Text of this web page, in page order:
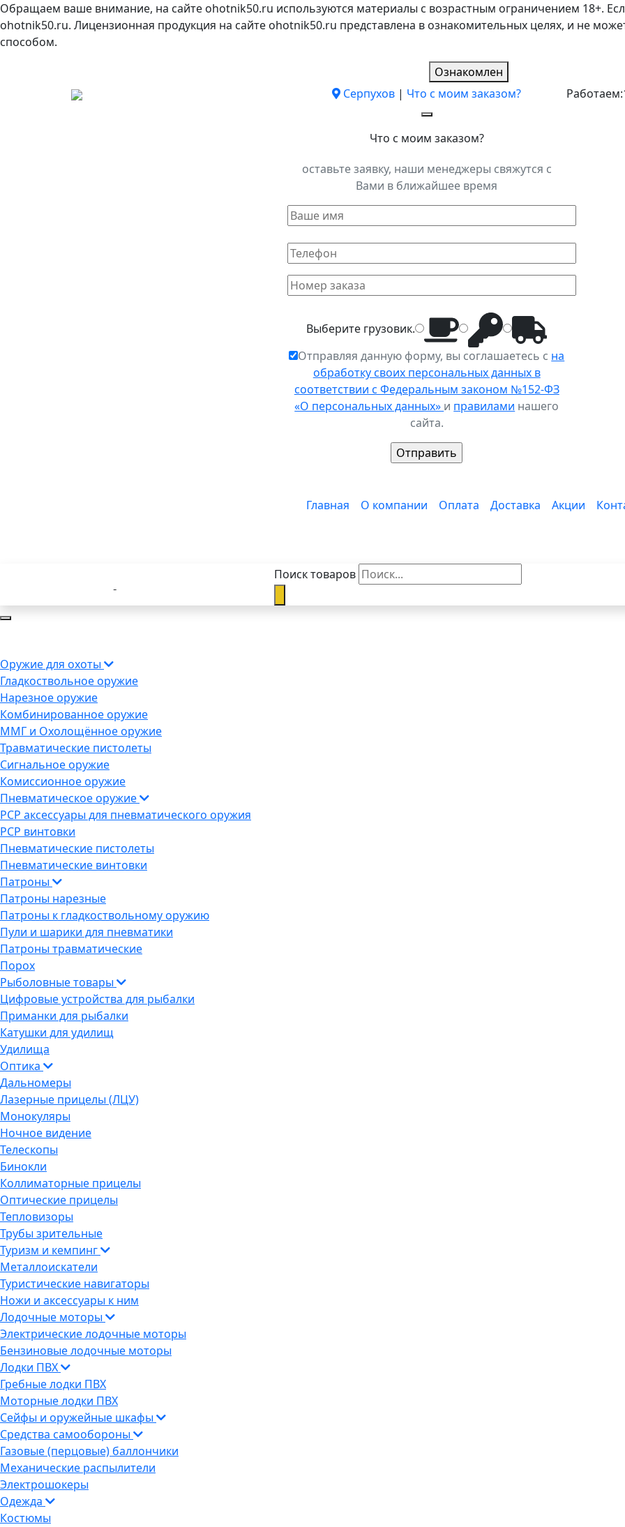
Обращаем ваше внимание, на сайте ohotnik50.ru используются материалы с возрастным ограничением 18+.
ohotnik50.ru. Лицензионная продукция на сайте ohotnik50.ru представлена в ознакомительных целях, и не
способом.
Ознакомлен
Серпухов | Что с моим заказом?
Что с моим заказом?
оставьте заявку, наши менеджеры свяжутся с
Вами в ближайшее время
Выберите грузовик.
Отправляя данную форму, вы соглашаетесь с на
обработку своих персональных данных в
соответствии с Федеральным законом №152-ФЗ
«О персональных данных» и правилами нашего
сайта.
Работаем:
Главная О компании Оплата Доставка Акции
Поиск товаров
Оружие для охоты
Гладкоствольное оружие
Нарезное оружие
Комбинированное оружие
ММГ и Охолощённое оружие
Травматические пистолеты
Сигнальное оружие
Комиссионное оружие
Пневматическое оружие
PCP аксессуары для пневматического оружия
PCP винтовки
Пневматические пистолеты
Пневматические винтовки
Патроны
Патроны нарезные
Патроны к гладкоствольному оружию
Пули и шарики для пневматики
Патроны травматические
Порох
Рыболовные товары
Цифровые устройства для рыбалки
Приманки для рыбалки
Катушки для удилищ
Удилища
Оптика
Дальномеры
Лазерные прицелы (ЛЦУ)
Монокуляры
Ночное видение
Телескопы
Бинокли
Коллиматорные прицелы
Оптические прицелы
Тепловизоры
Трубы зрительные
Туризм и кемпинг
Металлоискатели
Туристические навигаторы
Ножи и аксессуары к ним
Лодочные моторы
Электрические лодочные моторы
Бензиновые лодочные моторы
Лодки ПВХ
Гребные лодки ПВХ
Моторные лодки ПВХ
Сейфы и оружейные шкафы
Средства самообороны
Газовые (перцовые) баллончики
Механические распылители
Электрошокеры
Одежда
Костюмы